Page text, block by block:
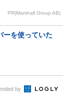
PR(Marshall Group AB)
ーを使っていた
by